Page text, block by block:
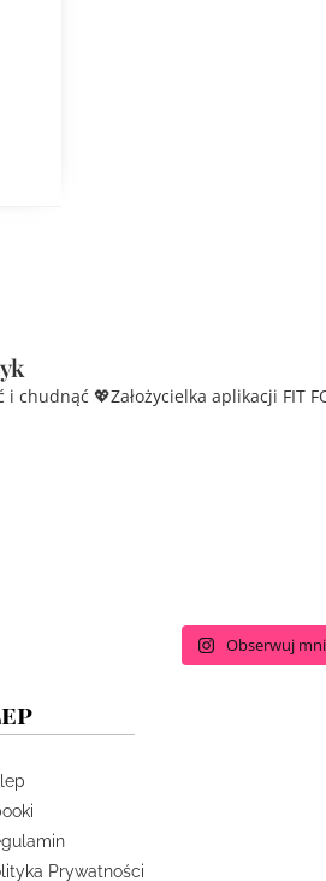
i chudnąć 💖Założycielka aplikacji FIT
Obserwuj
Prywatności